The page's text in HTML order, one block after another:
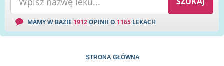
MAMY W BAZIE 1912OPINII O 1165 LEKACH
STRONA GŁÓWNA